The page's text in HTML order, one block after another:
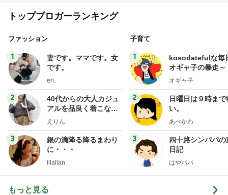
トップブロガーランキング
ファッション
1
妻です。ママです。女
です。
eri.
2
40代からの大人カジュ
アルを品良く着こなす
ファッションブログ
えりん
3
銀の滴降る降るまわり
に・・・
illallan
子育て
1
kosodatefulな毎
オギャ子の暴走～
オギャ子
2
日曜日は９時まで
い。
あべかわ
3
四十路シンパパの
日記
はやパパ
もっと見る